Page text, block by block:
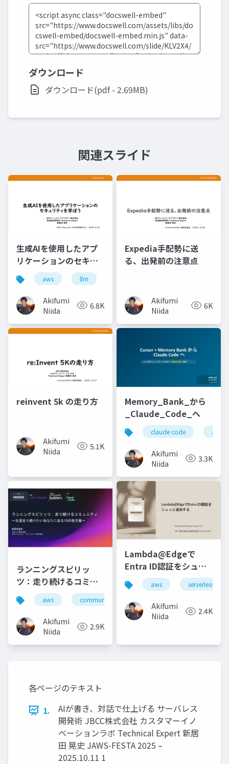
ダウンロード
ダウンロード(pdf - 2.69MB)
関連スライド
生成AIを使用したアプ
リケーションのセキュ
リティを学ぼう
aws llm
Akifumi
Niida
6.8K
Expedia手配勢に送
る、出発前の注意点
Akifumi
Niida
6K
reinvent 5k の走り方
Akifumi
Niida
5.1K
Memory_Bank_から
_Claude_Code_へ
claude code ai駆
Akifumi
Niida
3.3K
ランニングスピリッ
ツ：走り続けるコミュ
ニティ aws community
Akifumi
Niida
2.9K
Lambda@Edgeで
Entra ID認証をシュッ
と追加する
aws serverless
Akifumi
Niida
2.4K
各ページのテキスト
1.
AIが書き、対話で仕上げる サーバレス
開発術 JBCC株式会社 カスタマーイノ
ベーションラボ Technical Expert 新居
田 晃史 JAWS-FESTA 2025 –
2025.10.11 1